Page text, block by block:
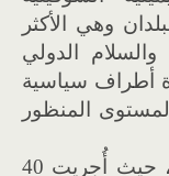
وهي الأكثر
والسلام الدولي
أطراف سياسية
المنظور
لقد “كان عام 2024 عام الانتخابات، حيث أُجريت 40